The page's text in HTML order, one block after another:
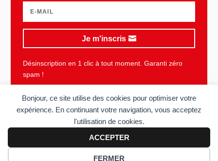
Bonjour, ce site utilise des cookies pour optimiser votre
expérience. En continuant votre navigation, vous acceptez
l'utilisation de cookies.
ACCEPTER
FERMER
Je m'inscris
Désinscription en 1 clic à tout moment. Garanti zéro
spam !
Plan du site Mentions légales Vie privée
Copyright © 2006-2026 Sens du client. Tous droits réservés. Réalisé
parAcolyte.